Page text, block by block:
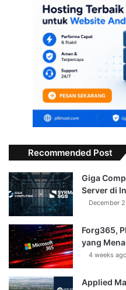
Recommended Post
Giga
Server di
December
Forg365,
yang
4 weeks ago
Applied